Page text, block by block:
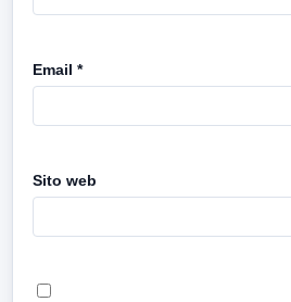
Email *
Sito web